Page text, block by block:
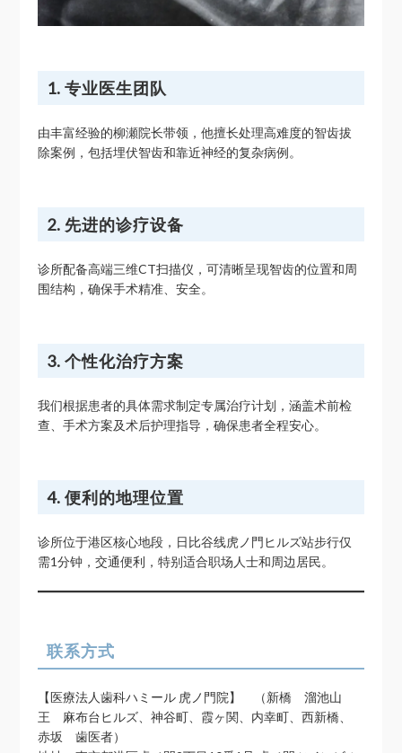
1. 专业医生团队
由丰富经验的柳瀬院长带领，他擅长处理高难度的智齿拔
除案例，包括埋伏智齿和靠近神经的复杂病例。
2. 先进的诊疗设备
诊所配备高端三维CT扫描仪，可清晰呈现智齿的位置和周
围结构，确保手术精准、安全。
3. 个性化治疗方案
我们根据患者的具体需求制定专属治疗计划，涵盖术前检
查、手术方案及术后护理指导，确保患者全程安心。
4. 便利的地理位置
诊所位于港区核心地段，日比谷线虎ノ門ヒルズ站步行仅
需1分钟，交通便利，特别适合职场人士和周边居民。
联系方式
【医療法人歯科ハミール 虎ノ門院】 （新橋 溜池山
王 麻布台ヒルズ、神谷町、霞ヶ関、内幸町、西新橋、
赤坂 歯医者）